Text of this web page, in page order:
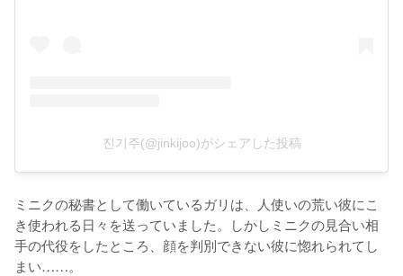
진기주(@jinkijoo)がシェアした投稿
ミニクの秘書として働いているガリは、人使いの荒い彼にこ
き使われる日々を送っていました。しかしミニクの見合い相
手の代役をしたところ、顔を判別できない彼に惚れられてし
まい……。